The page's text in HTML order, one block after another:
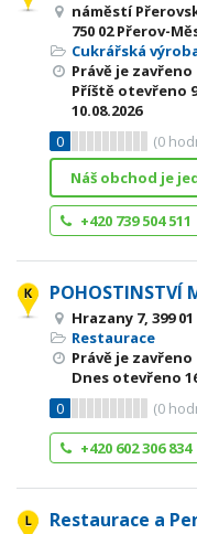
náměstí
750 02 Přerov-
Cukrářská
Právě je zavřeno
Příště otevřeno
10.08.2026
0
(0
Náš obchod je
+420 739 504 511
POHOSTINSTVÍ
Hrazany 7, 399
Restaurace
Právě je zavřeno
Dnes otevřeno
0
(0
+420 602 306 834
Restaurace a